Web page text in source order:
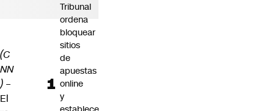
(C
NN
) –
El
Tribunal
ordena
bloquear
sitios
de
apuestas
online
y